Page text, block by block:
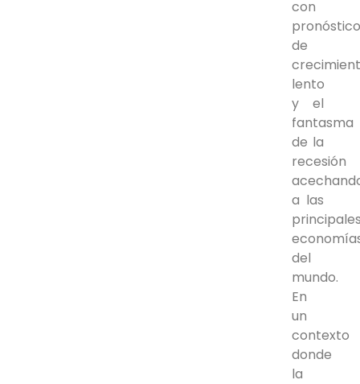
con
de
lento
y el
fantasma
de la
recesión
a las
del
mundo.
En
un
contexto
donde
la